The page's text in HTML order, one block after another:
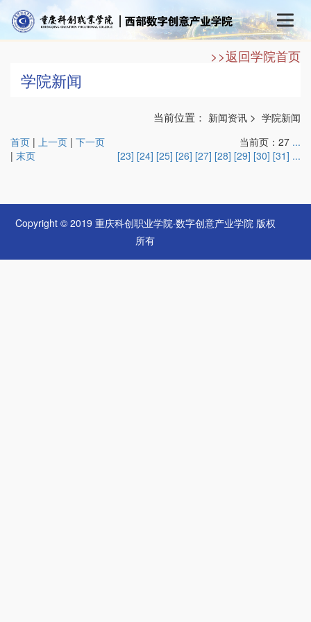
>>返回学院首页
学院新闻
当前位置： 新闻资讯 > 学院新闻
首页 | 上一页 | 下一页
| 末页
当前页：27 ...
[23] [24] [25] [26] [27] [28] [29] [30] [31] ...
Copyright © 2019 重庆科创职业学院·数字创意产业学院 版权
所有